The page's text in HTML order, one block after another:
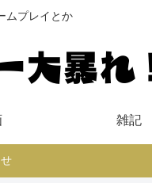
ムプレイとか
雑記